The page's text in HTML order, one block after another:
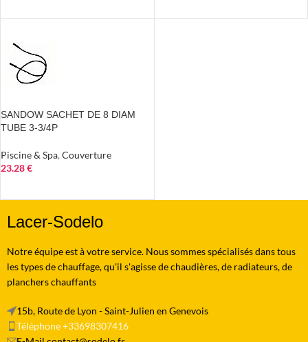
SANDOW SACHET DE 8 DIAM
TUBE 3-3/4P
Piscine & Spa, Couverture
23.28€
Lacer-Sodelo
Notre équipe est à votre service. Nous sommes spécialisés dans tous
les types de chauffage, qu'il s'agisse de chaudières, de radiateurs, de
planchers chauffants
15b, Route de Lyon - Saint-Julien en Genevois
Téléphone +33698307416